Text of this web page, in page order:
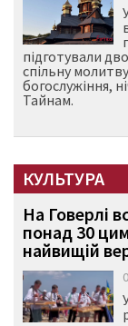
підготували
спільну
богослужіння,
Тайнам.
КУЛЬТУРА
На Говерлі
понад 30
найвищій